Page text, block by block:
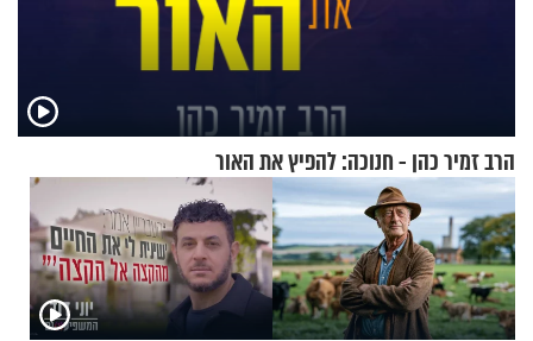
הרב זמיר כהן - חנוכה: להפיץ את האור